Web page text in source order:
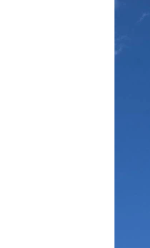
УКРАЇНСЬКА ПРОБЛЕМА КРИМУ